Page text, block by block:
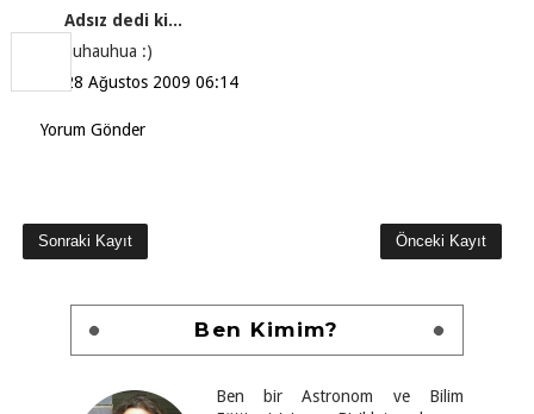
Adsız dedi ki...
auhauhua :)
28 Ağustos 2009 06:14
Yorum Gönder
Sonraki Kayıt Önceki Kayıt
Ben Kimim?
Ben bir Astronom ve Bilim